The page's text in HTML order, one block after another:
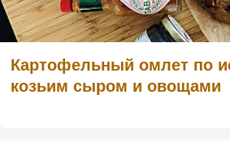
Картофельный омлет по
козьим сыром и овощами